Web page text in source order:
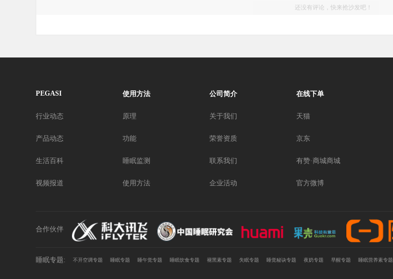
还没有评论，快来抢沙发吧！
PEGASI 使用方法 公司简介 在线下单
行业动态 原理 关于我们 天猫
产品动态 功能 荣誉资质 京东
生活百科 睡眠监测 联系我们 有赞·商城商城
视频报道 使用方法 企业活动 官方微博
合作伙伴
睡眠专题: 不开空调专题 睡眠专题 睡午觉专题 睡眠饮食专题 褪黑素专题 失眠专题 睡觉秘诀专题 夜奶专题 早醒专题 睡眠营养素专题